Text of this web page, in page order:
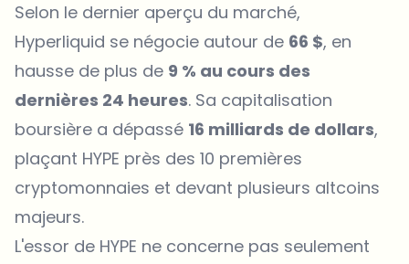
Selon le dernier aperçu du marché,
Hyperliquid se négocie autour de 66 $, en
hausse de plus de 9 % au cours des
dernières 24 heures. Sa capitalisation
boursière a dépassé 16 milliards de dollars,
plaçant HYPE près des 10 premières
cryptomonnaies et devant plusieurs altcoins
majeurs.
L'essor de HYPE ne concerne pas seulement